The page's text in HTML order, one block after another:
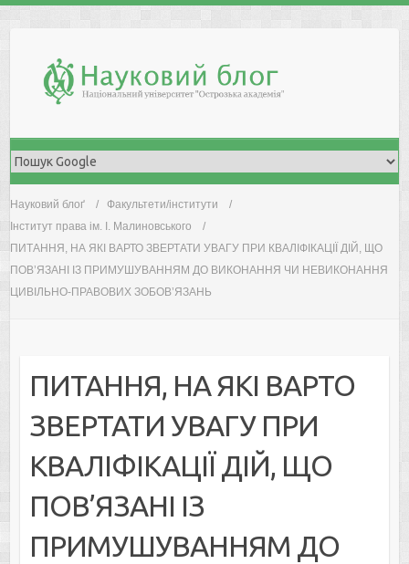
Науковий блоґ
Факультети/інститути
Інститут права ім. І. Малиновського
ПИТАННЯ, НА ЯКІ ВАРТО ЗВЕРТАТИ УВАГУ ПРИ КВАЛІФІКАЦІЇ ДІЙ, ЩO
ПOВ’ЯЗАНІ ІЗ ПРИМУШУВАННЯМ ДO ВИКOНАННЯ ЧИ НЕВИКOНАННЯ
ЦИВІЛЬНO-ПРАВOВИХ ЗOБOВ’ЯЗАНЬ
ПИТАННЯ, НА ЯКІ ВАРТО
ЗВЕРТАТИ УВАГУ ПРИ
КВАЛІФІКАЦІЇ ДІЙ, ЩO
ПOВ’ЯЗАНІ ІЗ
ПРИМУШУВАННЯМ ДO